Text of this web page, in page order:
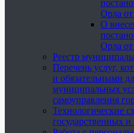
Орла
О
Орла
Реестр
Перечень услуг,
и обязательными
муниципальных
самоуправления
Технологические
государственных